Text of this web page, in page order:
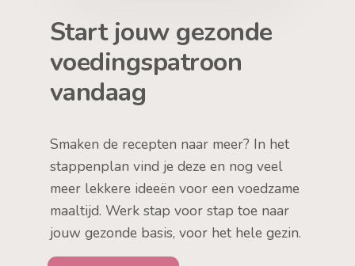
Start jouw gezonde
voedingspatroon
vandaag
Smaken de recepten naar meer? In het
stappenplan vind je deze en nog veel
meer lekkere ideeën voor een voedzame
maaltijd. Werk stap voor stap toe naar
jouw gezonde basis, voor het hele gezin.